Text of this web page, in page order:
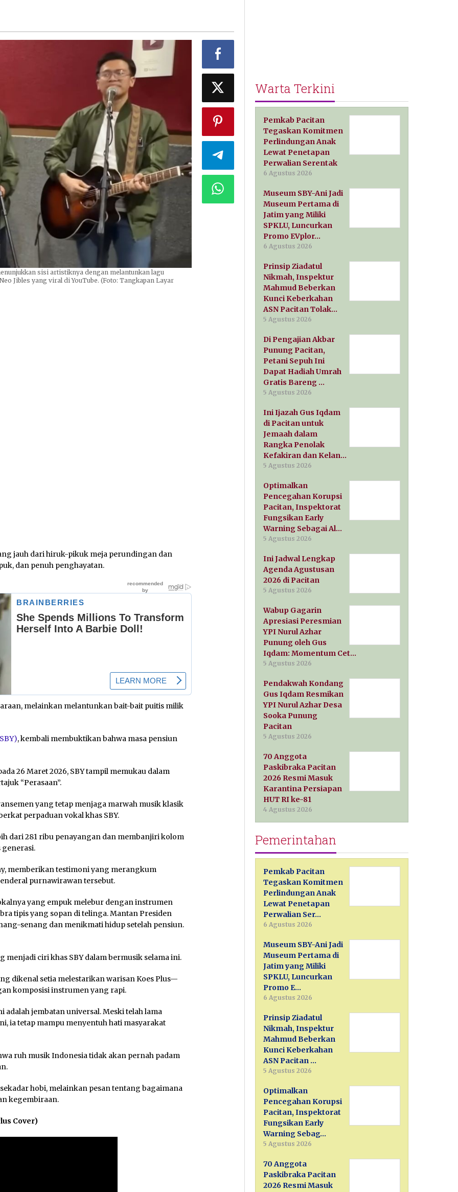
sisi artistiknya dengan melantunkan lagu
Jibles yang viral di YouTube. (Foto: Tangkapan Layar
jauh dari hiruk-pikuk meja perundingan dan
dan penuh penghayatan.
melainkan melantunkan bait-bait puitis milik
, kembali membuktikan bahwa masa pensiun
26 Maret 2026, SBY tampil memukau dalam
“Perasaan”.
yang tetap menjaga marwah musik klasik
perpaduan vokal khas SBY.
dari 281 ribu penayangan dan membanjiri kolom
memberikan testimoni yang merangkum
purnawirawan tersebut.
yang empuk melebur dengan instrumen
tipis yang sopan di telinga. Mantan Presiden
senang dan menikmati hidup setelah pensiun.
menjadi ciri khas SBY dalam bermusik selama ini.
dikenal setia melestarikan warisan Koes Plus—
komposisi instrumen yang rapi.
adalah jembatan universal. Meski telah lama
ia tetap mampu menyentuh hati masyarakat
ruh musik Indonesia tidak akan pernah padam
hobi, melainkan pesan tentang bagaimana
kegembiraan.
Cover)
Warta Terkini
Pemkab Pacitan
Tegaskan Komitmen
Perlindungan Anak
Lewat Penetapan
Perwalian Serentak
6 Agustus 2026
Museum SBY-Ani Jadi
Museum Pertama di
Jatim yang Miliki
SPKLU, Luncurkan
Promo EVplor…
6 Agustus 2026
Prinsip Ziadatul
Nikmah, Inspektur
Mahmud Beberkan
Kunci Keberkahan
ASN Pacitan Tolak…
5 Agustus 2026
Di Pengajian Akbar
Punung Pacitan,
Petani Sepuh Ini
Dapat Hadiah Umrah
Gratis Bareng …
5 Agustus 2026
Ini Ijazah Gus Iqdam
di Pacitan untuk
Jemaah dalam
Rangka Penolak
Kefakiran dan Kelan…
5 Agustus 2026
Optimalkan
Pencegahan Korupsi
Pacitan, Inspektorat
Fungsikan Early
Warning Sebagai Al…
5 Agustus 2026
Ini Jadwal Lengkap
Agenda Agustusan
2026 di Pacitan
5 Agustus 2026
Wabup Gagarin
Apresiasi Peresmian
YPI Nurul Azhar
Punung oleh Gus
Iqdam: Momentum Cet…
5 Agustus 2026
Pendakwah Kondang
Gus Iqdam Resmikan
YPI Nurul Azhar Desa
Sooka Punung
Pacitan
5 Agustus 2026
70 Anggota
Paskibraka Pacitan
2026 Resmi Masuk
Karantina Persiapan
HUT RI ke-81
4 Agustus 2026
Pemerintahan
Pemkab Pacitan
Tegaskan Komitmen
Perlindungan Anak
Lewat Penetapan
Perwalian Ser…
6 Agustus 2026
Museum SBY-Ani Jadi
Museum Pertama di
Jatim yang Miliki
SPKLU, Luncurkan
Promo E…
6 Agustus 2026
Prinsip Ziadatul
Nikmah, Inspektur
Mahmud Beberkan
Kunci Keberkahan
ASN Pacitan …
5 Agustus 2026
Optimalkan
Pencegahan Korupsi
Pacitan, Inspektorat
Fungsikan Early
Warning Sebag…
5 Agustus 2026
70 Anggota
Paskibraka Pacitan
2026 Resmi Masuk